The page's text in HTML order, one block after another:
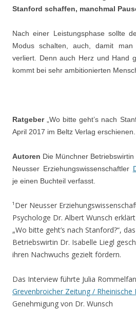
Stanford schaffen, manchmal
Nach einer Leistungsphase sollte
Modus schalten, auch, damit
verliert. Denn auch Herz und Hand
kommt bei sehr ambitionierten
Ratgeber „Wo bitte geht’s nach
April 2017 im Beltz Verlag
Autoren Die Münchner
Neusser Erziehungswissenschaftler
je einen Buchteil verfasst.
¹Der Neusser
Psychologe Dr. Albert Wunsch
„Wo bitte geht’s nach Stanford?“,
Betriebswirtin Dr. Isabelle Liegl
ihren Nachwuchs gezielt fördern.
Das Interview führte Julia
Grevenbroicher Zeitung / Rheinische
Genehmigung von Dr. Wunsch